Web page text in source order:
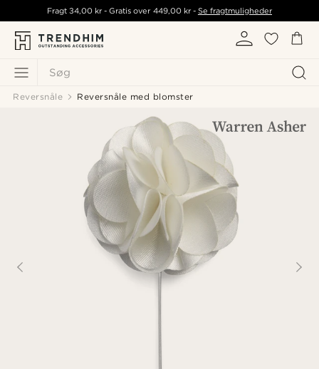
Søg
Fragt34,00 kr - Gratis over 449,00 kr- Se fragtmuligheder
Reversnåle Reversnåle med blomster